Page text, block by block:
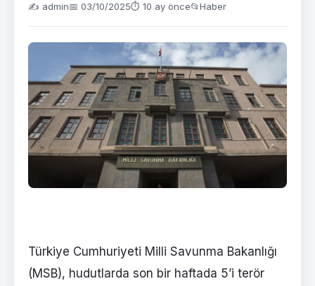
✍️ admin📅 03/10/2025⏱ 10 ay önce📂Haber
Türkiye Cumhuriyeti Milli Savunma Bakanlığı
(MSB), hudutlarda son bir haftada 5’i terör